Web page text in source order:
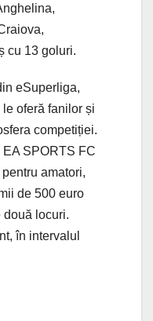
cu 13 goluri.
eSuperliga,
oferă fanilor și
competiției.
EA SPORTS FC
amatori,
de 500 euro
două locuri.
în intervalul